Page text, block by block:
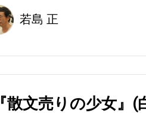
若島 正
『散文売りの少女』(